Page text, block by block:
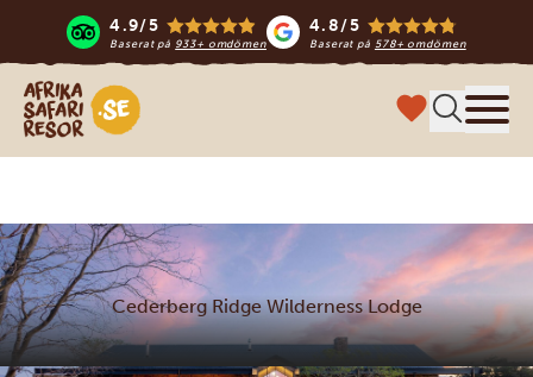
4.9/5
Baserat på 933+ omdömen
4.8/5
Baserat på 578+ omdömen
Safari-resor i Afrika
Cederberg Ridge Wilderness Lodge